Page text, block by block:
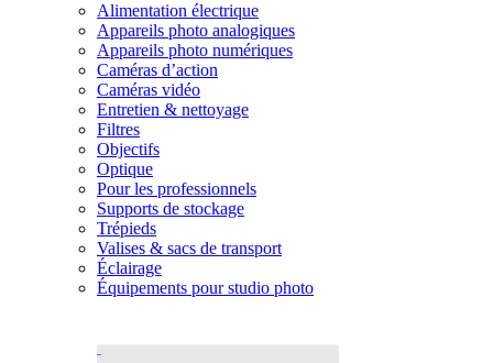
Alimentation électrique
Appareils photo analogiques
Appareils photo numériques
Caméras d’action
Caméras vidéo
Entretien & nettoyage
Filtres
Objectifs
Optique
Pour les professionnels
Supports de stockage
Trépieds
Valises & sacs de transport
Éclairage
Équipements pour studio photo